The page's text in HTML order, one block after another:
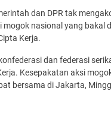
dan DPR tak
nasional yang bakal
Kerja.
dan federasi
Kesepakatan aksi
bersama di Jakarta,